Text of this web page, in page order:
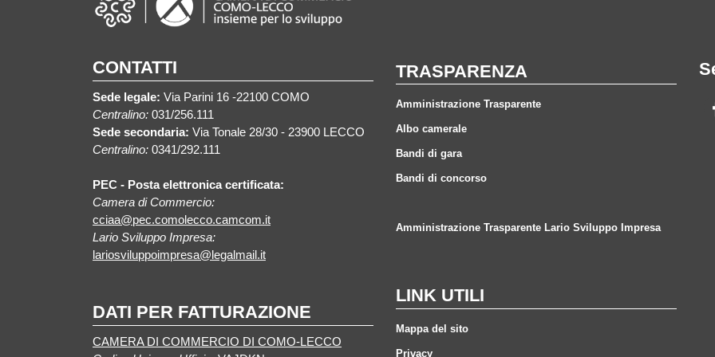
CONTATTI
Sede legale: Via Parini 16 -22100 COMO
Centralino: 031/256.111
Sede secondaria: Via Tonale 28/30 - 23900 LECCO
Centralino: 0341/292.111
PEC - Posta elettronica certificata:
Camera di Commercio:
cciaa@pec.comolecco.camcom.it
Lario Sviluppo Impresa:
lariosviluppoimpresa@legalmail.it
DATI PER FATTURAZIONE
CAMERA DI COMMERCIO DI COMO-LECCO
TRASPARENZA
Amministrazione Trasparente
Albo camerale
Bandi di gara
Bandi di concorso
Amministrazione Trasparente Lario Sviluppo Impresa
LINK UTILI
Mappa del sito
Privacy